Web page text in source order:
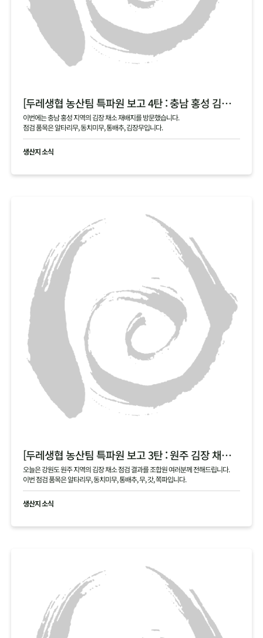
[두레생협 농산팀 특파원 보고 4탄 : 충남 홍성 김장 채소 필지 점검 현황 공유]
이번에는 충남 홍성 지역의 김장 채소 재배지를 방문했습니다.
점검 품목은 알타리무, 동치미무, 통배추, 김장무입니다.
생산지 소식
[두레생협 농산팀 특파원 보고 3탄 : 원주 김장 채소 필지 점검 현황 공유]
오늘은 강원도 원주 지역의 김장 채소 점검 결과를 조합원 여러분께 전해드립니다.
이번 점검 품목은 알타리무, 동치미무, 통배추, 무, 갓, 쪽파입니다.
생산지 소식